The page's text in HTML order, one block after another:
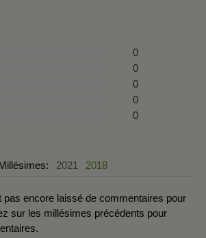
0
0
0
0
0
2021 2018
pas encore laissé de commentaires pour
sur les millésimes précédents pour